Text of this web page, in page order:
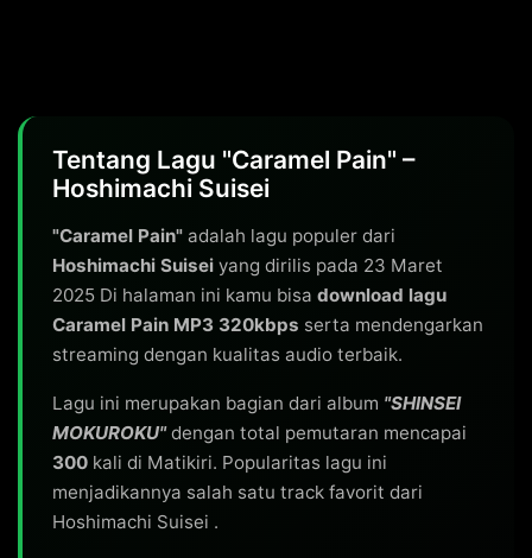
Tentang Lagu "Caramel Pain" –
Hoshimachi Suisei
"Caramel Pain" adalah lagu populer dari
Hoshimachi Suisei yang dirilis pada 23 Maret
2025 Di halaman ini kamu bisa download lagu
Caramel Pain MP3 320kbps serta mendengarkan
streaming dengan kualitas audio terbaik.
Lagu ini merupakan bagian dari album "SHINSEI
MOKUROKU"dengan total pemutaran mencapai
300 kali di Matikiri. Popularitas lagu ini
menjadikannya salah satu track favorit dari
Hoshimachi Suisei .